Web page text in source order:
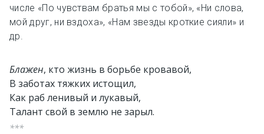
числе «По чувствам братья мы с тобой», «Ни слова,
мой друг, ни вздоха», «Нам звезды кроткие сияли» и
др.
Блажен, кто жизнь в борьбе кровавой,
В заботах тяжких истощил,
Как раб ленивый и лукавый,
Талант свой в землю не зарыл.
***